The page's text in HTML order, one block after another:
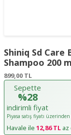
Shiniq Sd
Shampoo 200
899,00 TL
Sepette
%28
indirimli fiyat
Piyasa satış fiyatı
Havale ile 12,86 TLaz